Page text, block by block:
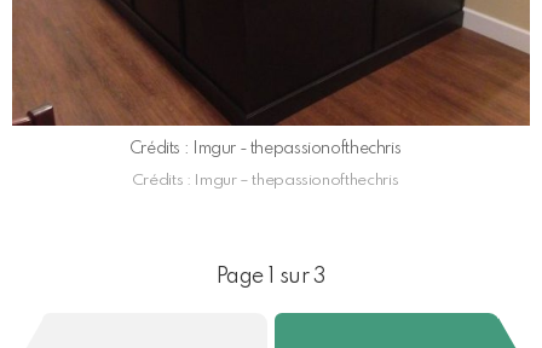
Crédits : Imgur - thepassionofthechris
Crédits : Imgur – thepassionofthechris
Page 1 sur 3